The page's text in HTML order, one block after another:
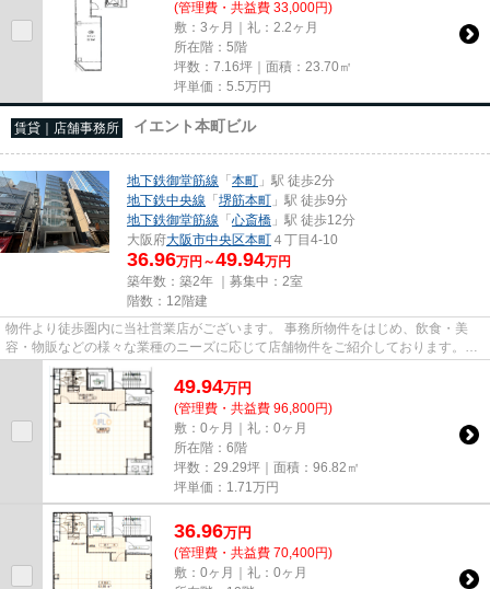
(管理費・共益費 33,000円)
敷：3ヶ月｜礼：2.2ヶ月
所在階：5階
坪数：7.16坪｜面積：23.70㎡
坪単価： 5.5万円
賃貸｜店舗事務所 イエント本町ビル
地下鉄御堂筋線 「本町 」駅 徒歩2分
地下鉄中央線 「堺筋本町 」駅 徒歩9分
地下鉄御堂筋線 「心斎橋 」駅 徒歩12分
大阪府大阪市中央区本町 ４丁目4-10
36.96万円～49.94万円
築年数：築2年 ｜募集中： 2室
階数：12階建
物件より徒歩圏内に当社営業店がございます。 事務所物件をはじめ、飲食・美
容・物販などの様々な業種のニーズに応じて店舗物件をご紹介しております。
尚、弊社ではおとり広告は一切...
49.94万円
(管理費・共益費 96,800円)
敷：0ヶ月｜礼：0ヶ月
所在階：6階
坪数：29.29坪｜面積：96.82㎡
坪単価： 1.71 万円
36.96万円
(管理費・共益費 70,400円)
敷：0ヶ月｜礼：0ヶ月